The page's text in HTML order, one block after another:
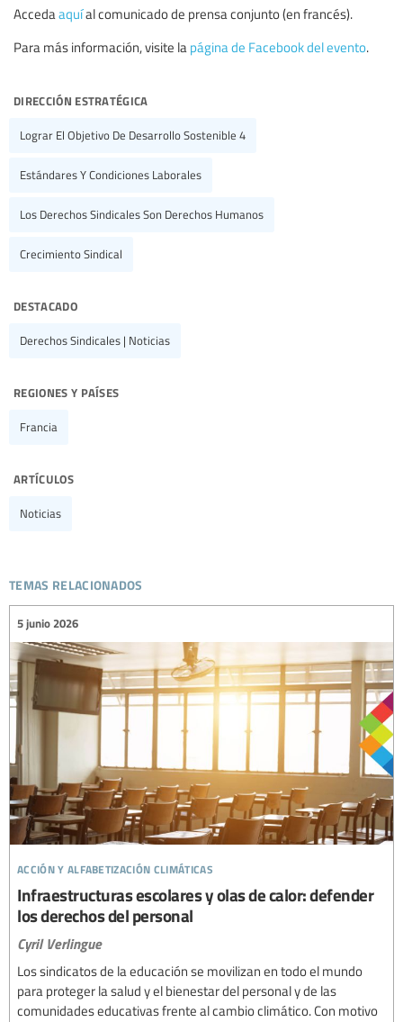
Acceda aquíal comunicado de prensa conjunto (en francés).
Para más información, visite la página de Facebook del evento.
dirección estratégica
Lograr El Objetivo De Desarrollo Sostenible 4
Estándares Y Condiciones Laborales
Los Derechos Sindicales Son Derechos Humanos
Crecimiento Sindical
destacado
Derechos Sindicales | Noticias
regiones y países
Francia
artículos
Noticias
temas relacionados
acción y alfabetización climáticas
5 junio 2026
Infraestructuras escolares y olas de calor: defender
los derechos del personal
Cyril Verlingue
Los sindicatos de la educación se movilizan en todo el mundo
para proteger la salud y el bienestar del personal y de las
comunidades educativas frente al cambio climático. Con motivo